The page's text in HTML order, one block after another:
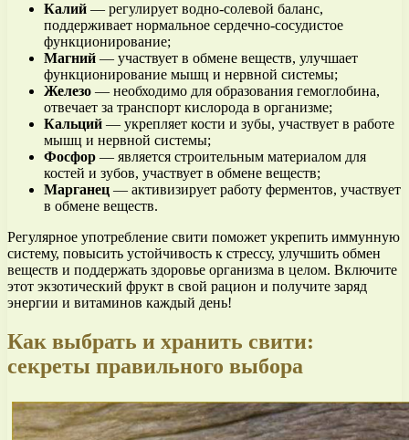
Калий — регулирует водно-солевой баланс,
поддерживает нормальное сердечно-сосудистое
функционирование;
Магний — участвует в обмене веществ, улучшает
функционирование мышц и нервной системы;
Железо — необходимо для образования гемоглобина,
отвечает за транспорт кислорода в организме;
Кальций — укрепляет кости и зубы, участвует в работе
мышц и нервной системы;
Фосфор — является строительным материалом для
костей и зубов, участвует в обмене веществ;
Марганец — активизирует работу ферментов, участвует
в обмене веществ.
Регулярное употребление свити поможет укрепить иммунную
систему, повысить устойчивость к стрессу, улучшить обмен
веществ и поддержать здоровье организма в целом. Включите
этот экзотический фрукт в свой рацион и получите заряд
энергии и витаминов каждый день!
Как выбрать и хранить свити:
секреты правильного выбора